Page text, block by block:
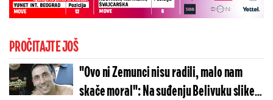
PROČITAJTE JOŠ
"Ovo ni Zemunci nisu radili, malo nam
skače moral": Na suđenju Belivuku slike